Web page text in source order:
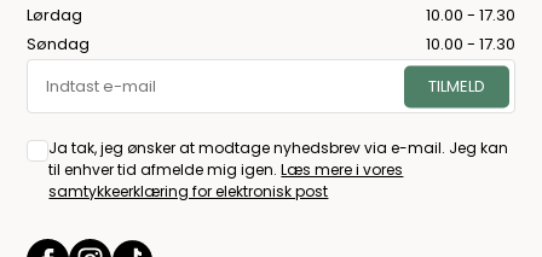
Lørdag
10.00 - 17.30
Søndag
10.00 - 17.30
Ja tak, jeg ønsker at modtage nyhedsbrev via e-mail. Jeg kan
til enhver tid afmelde mig igen.Læs mere i vores
samtykkeerklæring for elektronisk post